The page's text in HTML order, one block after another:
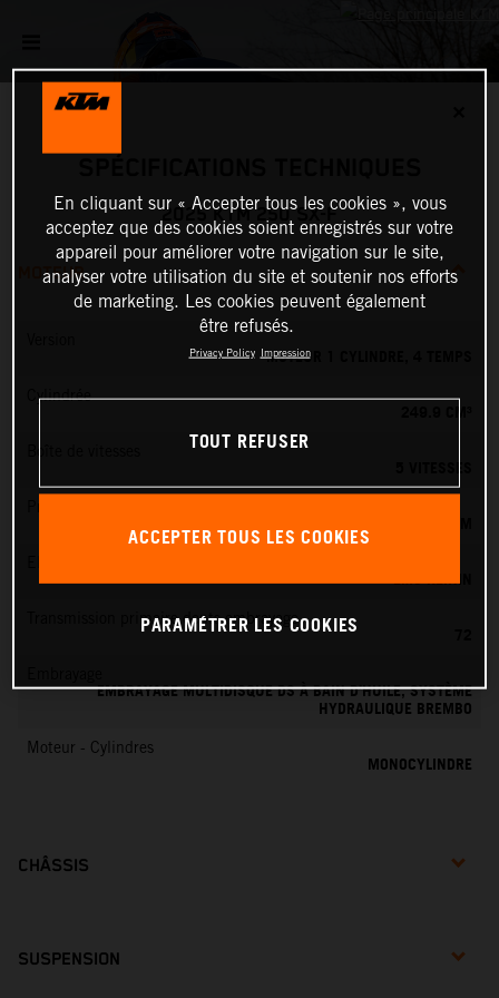
2025 KTM 250 SX-F
MOTEUR
MOTEUR 1 CYLINDRE, 4 TEMPS
Cylindrée
KEIHIN EFI, CORPS DE PAPILLON 44 MM
EMS KEIHIN
Transmission primaire dents embrayage
EMBRAYAGE MULTIDISQUE DS À BAIN D’HUILE, SYSTÈME
HYDRAULIQUE BREMBO
Moteur - Cylindres
MONOCYLINDRE
CHÂSSIS
SUSPENSION
En cliquant sur « Accepter tous les cookies », vous
acceptez que des cookies soient enregistrés sur votre
appareil pour améliorer votre navigation sur le site,
analyser votre utilisation du site et soutenir nos efforts
de marketing. Les cookies peuvent également
être refusés.
Privacy Policy Impression
TOUT REFUSER
ACCEPTER TOUS LES COOKIES
PARAMÉTRER LES COOKIES